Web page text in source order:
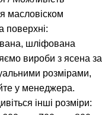
масловіском
поверхні:
шліфована
вироби з ясена за
розмірами,
у менеджера.
інші розміри: